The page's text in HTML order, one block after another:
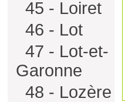
45 - Loiret
46 - Lot
47 - Lot-et-
Garonne
48 - Lozère